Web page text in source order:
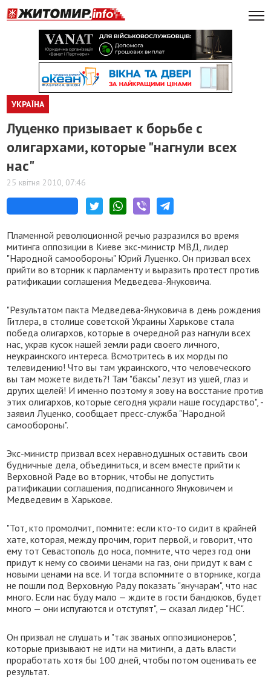
УКРАЇНА
Луценко призывает к борьбе с
олигархами, которые "нагнули всех
нас"
25 квітня 2010, 07:46
Пламенной революционной речью разразился во время
митинга оппозиции в Киеве экс-министр МВД, лидер
"Народной самообороны" Юрий Луценко. Он призвал всех
прийти во вторник к парламенту и выразить протест против
ратификации соглашения Медведева-Януковича.
"Результатом пакта Медведева-Януковича в день рождения
Гитлера, в столице советской Украины Харькове стала
победа олигархов, которые в очередной раз нагнули всех
нас, украв кусок нашей земли ради своего личного,
неукраинского интереса. Всмотритесь в их морды по
телевидению! Что вы там украинского, что человеческого
вы там можете видеть?! Там "баксы" лезут из ушей, глаз и
других щелей! И именно поэтому я зову на восстание против
этих олигархов, которые сегодня украли наше государство", -
заявил Луценко, сообщает пресс-служба "Народной
самообороны".
Экс-министр призвал всех неравнодушных оставить свои
будничные дела, объединиться, и всем вместе прийти к
Верховной Раде во вторник, чтобы не допустить
ратификации соглашения, подписанного Януковичем и
Медведевим в Харькове.
"Тот, кто промолчит, помните: если кто-то сидит в крайней
хате, которая, между прочим, горит первой, и говорит, что
ему тот Севастополь до носа, помните, что через год они
придут к нему со своими ценами на газ, они придут к вам с
новыми ценами на все. И тогда вспомните о вторнике, когда
не пошли под Верховную Раду показать "янучарам", что нас
много. Если нас буду мало — ждите в гости бандюков, будет
много — они испугаются и отступят", — сказал лидер "НС".
Он призвал не слушать и "так званых оппозиционеров",
которые призывают не идти на митинги, а дать власти
проработать хотя бы 100 дней, чтобы потом оценивать ее
результат.